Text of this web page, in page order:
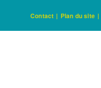
Contact | Plan du site |